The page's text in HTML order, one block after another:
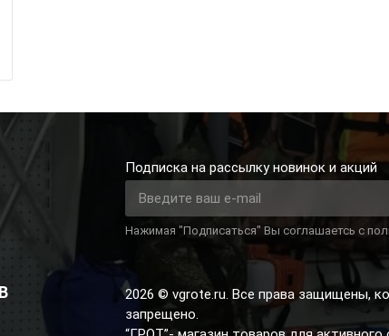
Подписка на рассылку новинок и акций
Нажимая "Подписаться" Вы соглашаетсь с
2026 © vgrote.ru. Все права защищены,
запрещено.